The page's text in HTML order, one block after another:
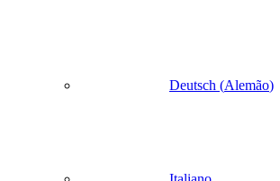
Deutsch (Alemão)